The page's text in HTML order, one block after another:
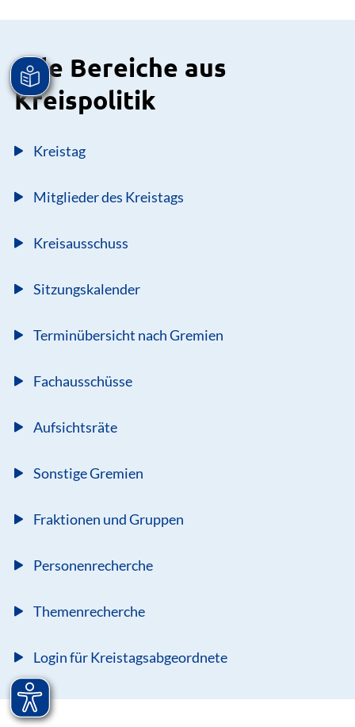
Alle Bereiche aus
Kreispolitik
Kreistag
Mitglieder des Kreistags
Kreisausschuss
Sitzungskalender
Terminübersicht nach Gremien
Fachausschüsse
Aufsichtsräte
Sonstige Gremien
Fraktionen und Gruppen
Personenrecherche
Themenrecherche
Login für Kreistagsabgeordnete